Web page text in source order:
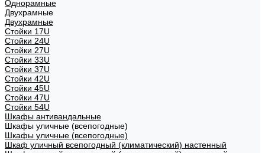
Однорамные
Двухрамные
Двухрамные
Стойки 17U
Стойки 24U
Стойки 27U
Стойки 33U
Стойки 37U
Стойки 42U
Стойки 45U
Стойки 47U
Стойки 54U
Шкафы антивандальные
Шкафы уличные (всепогодные)
Шкафы уличные (всепогодные)
Шкаф уличный всепогодный (климатический) настенный